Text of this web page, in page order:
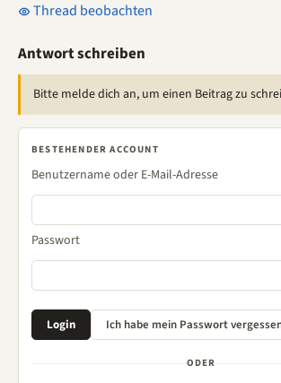
Thread beobachten
Antwort schreiben
Bitte melde dich an, um einen Beitrag zu
BESTEHENDER ACCOUNT
Benutzername oder E-Mail-Adresse
Passwort
ODER